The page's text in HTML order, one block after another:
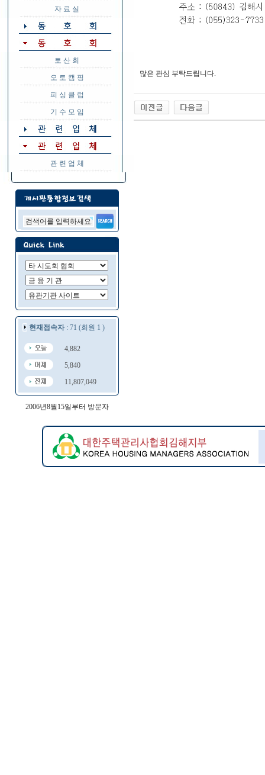
자 료 실
토 산 회
오 토 캠 핑
피 싱 클 럽
기 수 모 임
관 련 업 체
현재접속자: 71 (회원 1 )
4,882
5,840
11,807,049
2006년8월15일부터 방문자
많은 관심 부탁드립니다.